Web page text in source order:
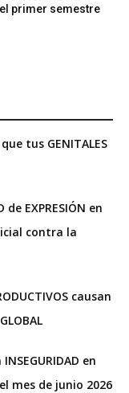
primer semestre
tus GENITALES
de EXPRESIÓN en
contra la
causan
en
mes de junio 2026